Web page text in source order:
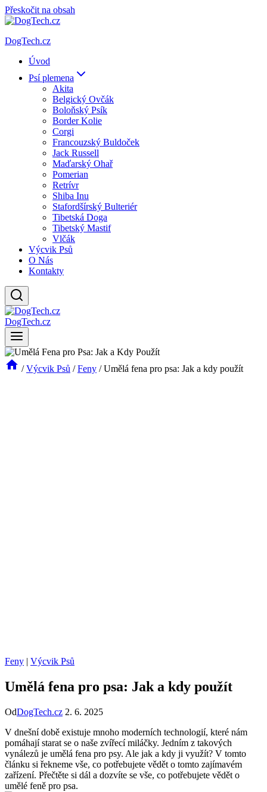
Přeskočit na obsah
DogTech.cz
Úvod
Psí plemena
Akita
Belgický Ovčák
Boloňský Psík
Border Kolie
Corgi
Francouzský Buldoček
Jack Russell
Maďarský Ohař
Pomerian
Retrívr
Shiba Inu
Stafordšírský Bulteriér
Tibetská Doga
Tibetský Mastif
Vlčák
Výcvik Psů
O Nás
Kontakty
DogTech.cz
/ Výcvik Psů / Feny / Umělá fena pro psa: Jak a kdy použít
Feny | Výcvik Psů
Umělá fena pro psa: Jak a kdy použít
OdDogTech.cz 2. 6. 2025
V dnešní době existuje mnoho moderních technologií, které nám
pomáhají starat se o naše zvířecí miláčky. Jedním z takových
vynálezů je umělá fena pro psy. Ale jak a kdy ji využít? V tomto
článku si řekneme vše, co potřebujete vědět o tomto zajímavém
zařízení. Přečtěte si dál a dozvíte se vše, co potřebujete vědět o
umělé feně pro psa.